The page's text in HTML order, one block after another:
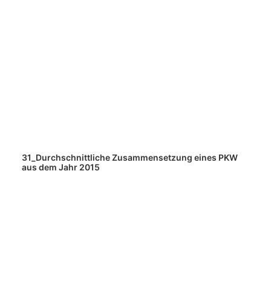
31_Durchschnittliche Zusammensetzung eines PKW
aus dem Jahr 2015